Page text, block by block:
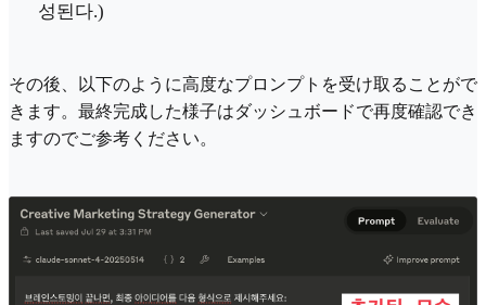
성된다.)
その後、以下のように高度なプロンプトを受け取ることがで
きます。最終完成した様子はダッシュボードで再度確認でき
ますのでご参考ください。